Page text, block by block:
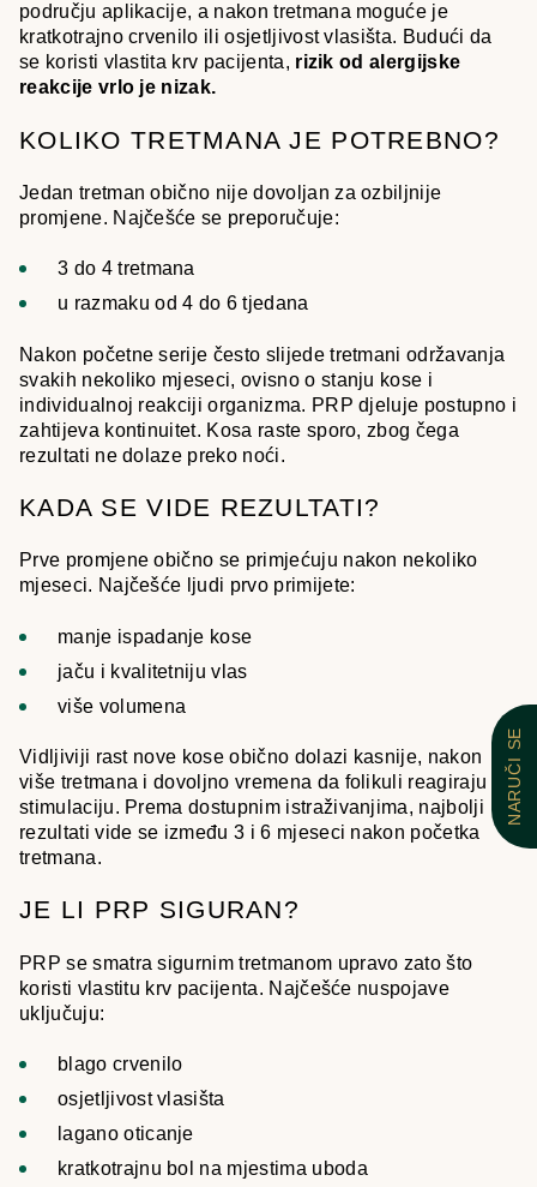
području aplikacije, a nakon tretmana moguće je
kratkotrajno crvenilo ili osjetljivost vlasišta. Budući da
se koristi vlastita krv pacijenta, rizik od alergijske
reakcije vrlo je nizak.
KOLIKO TRETMANA JE POTREBNO?
Jedan tretman obično nije dovoljan za ozbiljnije
promjene. Najčešće se preporučuje:
3 do 4 tretmana
u razmaku od 4 do 6 tjedana
Nakon početne serije često slijede tretmani održavanja
svakih nekoliko mjeseci, ovisno o stanju kose i
individualnoj reakciji organizma. PRP djeluje postupno i
zahtijeva kontinuitet. Kosa raste sporo, zbog čega
rezultati ne dolaze preko noći.
KADA SE VIDE REZULTATI?
Prve promjene obično se primjećuju nakon nekoliko
mjeseci. Najčešće ljudi prvo primijete:
manje ispadanje kose
jaču i kvalitetniju vlas
više volumena
Vidljiviji rast nove kose obično dolazi kasnije, nakon
više tretmana i dovoljno vremena da folikuli reagiraju na
stimulaciju. Prema dostupnim istraživanjima, najbolji
rezultati vide se između 3 i 6 mjeseci nakon početka
tretmana.
JE LI PRP SIGURAN?
PRP se smatra sigurnim tretmanom upravo zato što
koristi vlastitu krv pacijenta. Najčešće nuspojave
uključuju:
blago crvenilo
osjetljivost vlasišta
lagano oticanje
kratkotrajnu bol na mjestima uboda
NARUČI SE